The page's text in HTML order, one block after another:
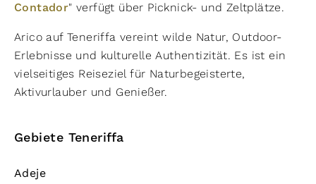
Contador" verfügt über Picknick- und Zeltplätze.
Arico auf Teneriffa vereint wilde Natur, Outdoor-
Erlebnisse und kulturelle Authentizität. Es ist ein
vielseitiges Reiseziel für Naturbegeisterte,
Aktivurlauber und Genießer.
Gebiete Teneriffa
Adeje